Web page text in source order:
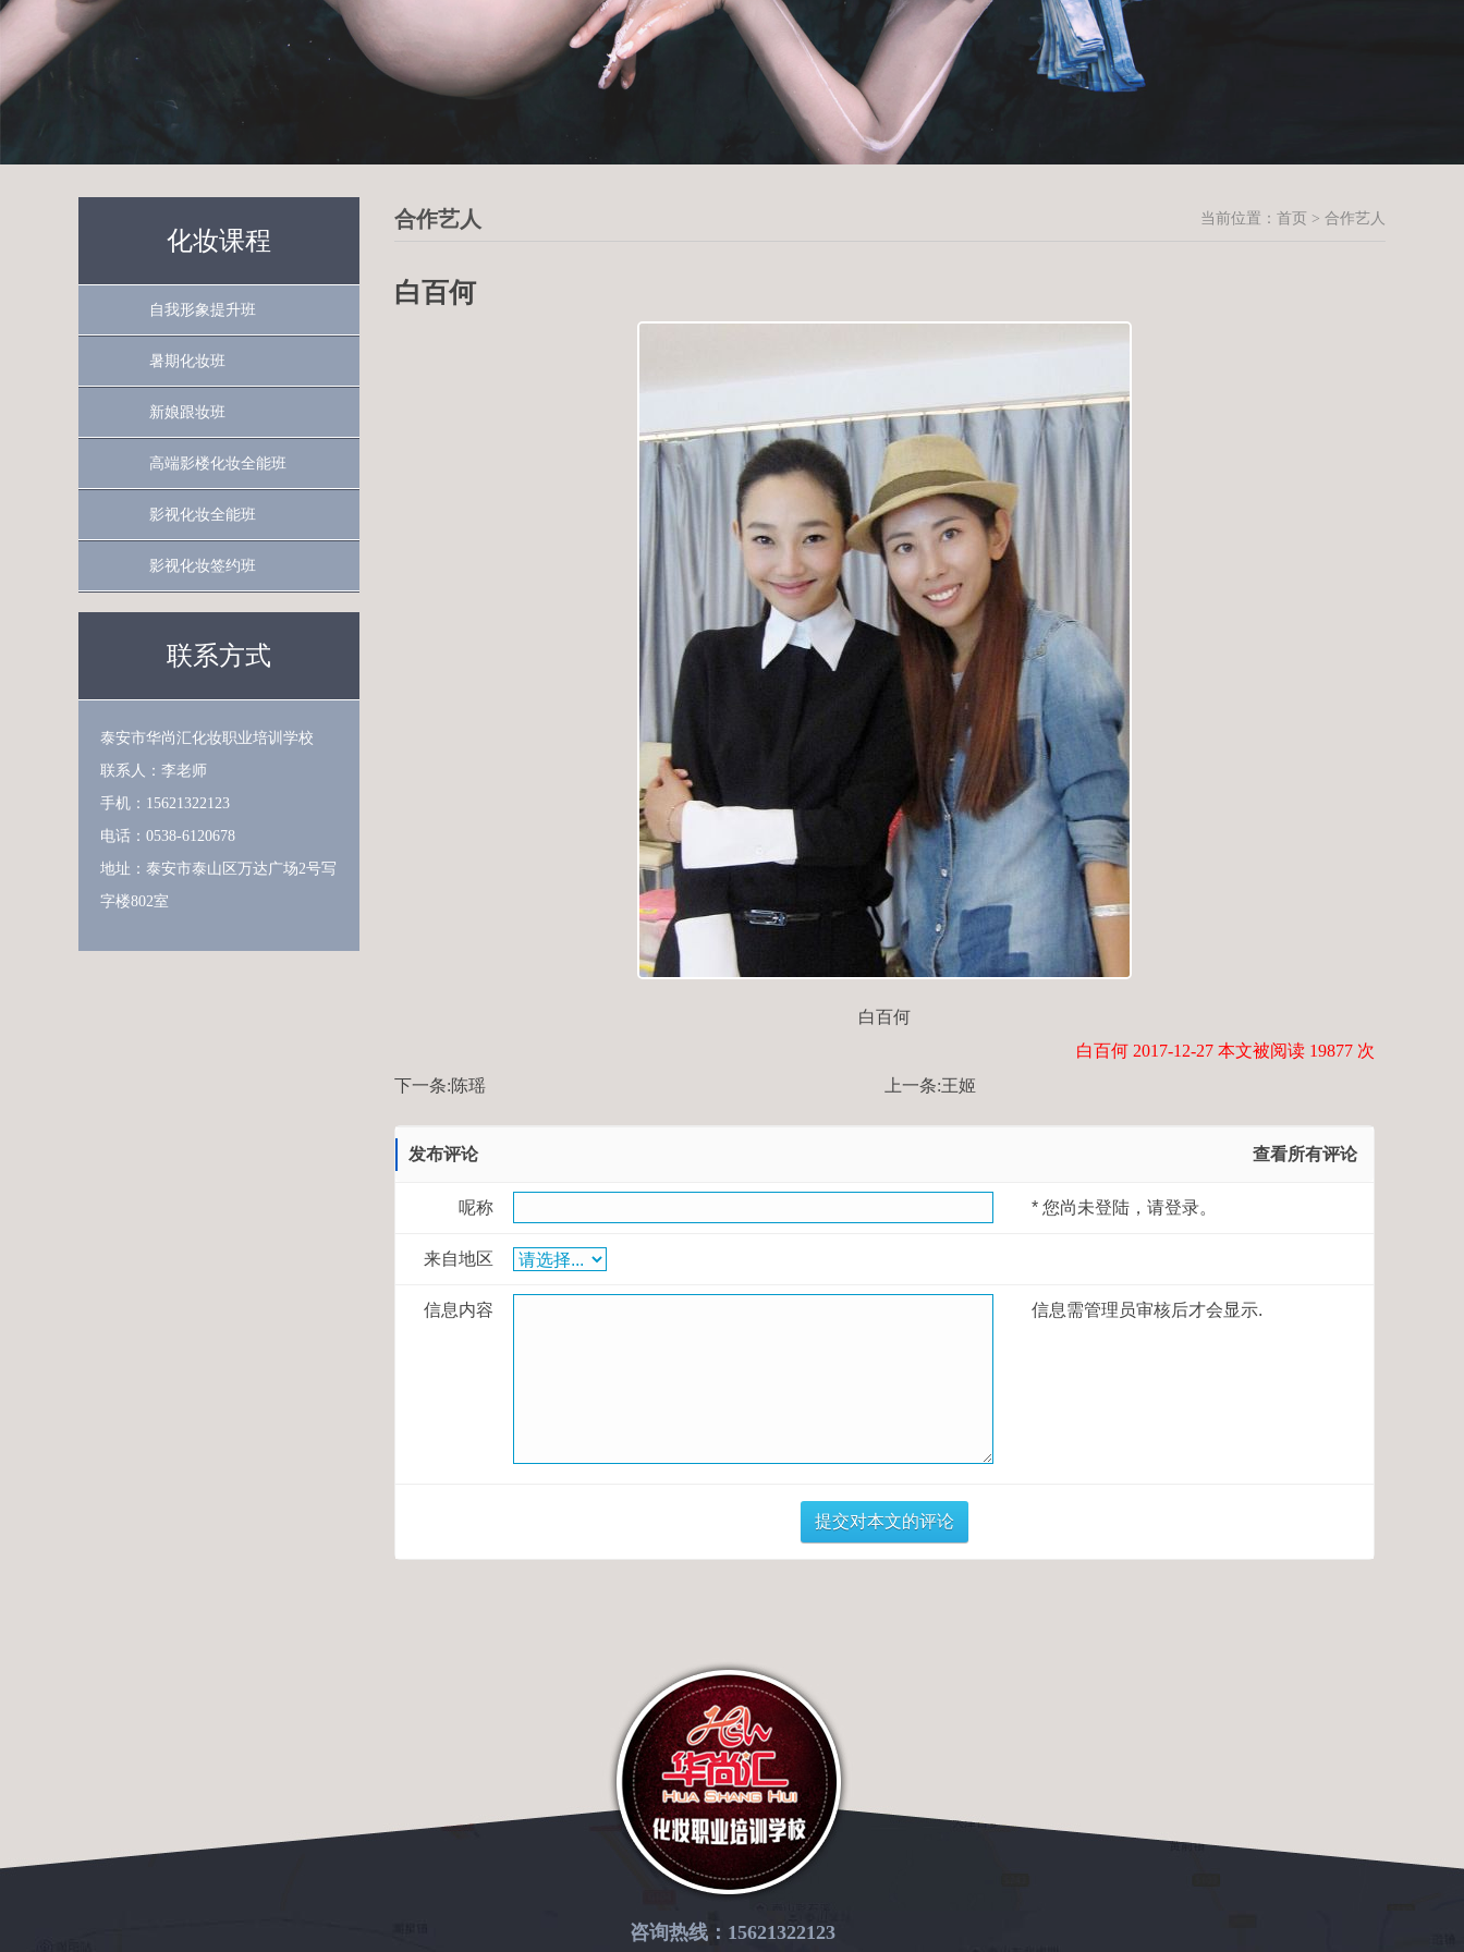
化妆课程
自我形象提升班
暑期化妆班
新娘跟妆班
高端影楼化妆全能班
影视化妆全能班
影视化妆签约班
联系方式
泰安市华尚汇化妆职业培训学校
联系人：李老师
手机：15621322123
电话：0538-6120678
地址：泰安市泰山区万达广场2号写
字楼802室
合作艺人 当前位置： 首页 > 合作艺人
白百何
白百何
白百何 2017-12-27 本文被阅读 19877 次
下一条:陈瑶 上一条:王姬
发布评论 查看所有评论
呢称 *您尚未登陆，请登录。
来自地区
信息内容 信息需管理员审核后才会显示.
咨询热线：15621322123